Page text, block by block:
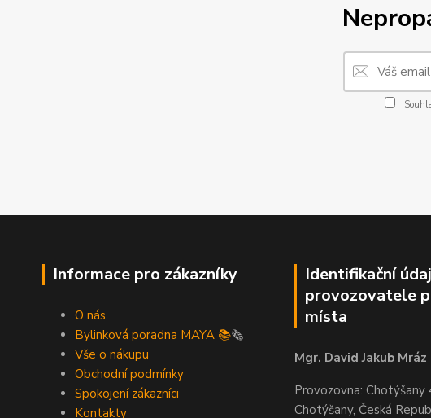
Informace pro zákazníky
O nás
Bylinková poradna MAYA 📚🗞️
Vše o nákupu
Obchodní podmínky
Spokojení zákazníci
Kontakty
Identifikační
provozovatele
místa
Mgr. David Jakub
Provozovna: Chotýšany
Chotýšany, Česká